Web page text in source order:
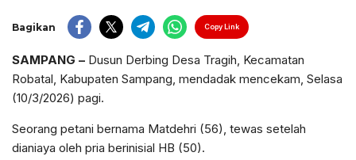
Bagikan Copy Link
SAMPANG – Dusun Derbing Desa Tragih, Kecamatan
Robatal, Kabupaten Sampang, mendadak mencekam, Selasa
(10/3/2026) pagi.
Seorang petani bernama Matdehri (56), tewas setelah
dianiaya oleh pria berinisial HB (50).